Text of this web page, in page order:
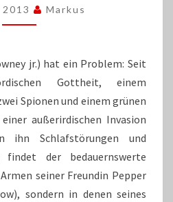
3“
Markus
jr.) hat ein Problem: Seit
Gottheit, einem
Spionen und einem grünen
außerirdischen Invasion
ihn Schlafstörungen und
findet der bedauernswerte
seiner Freundin Pepper
sondern in denen seines